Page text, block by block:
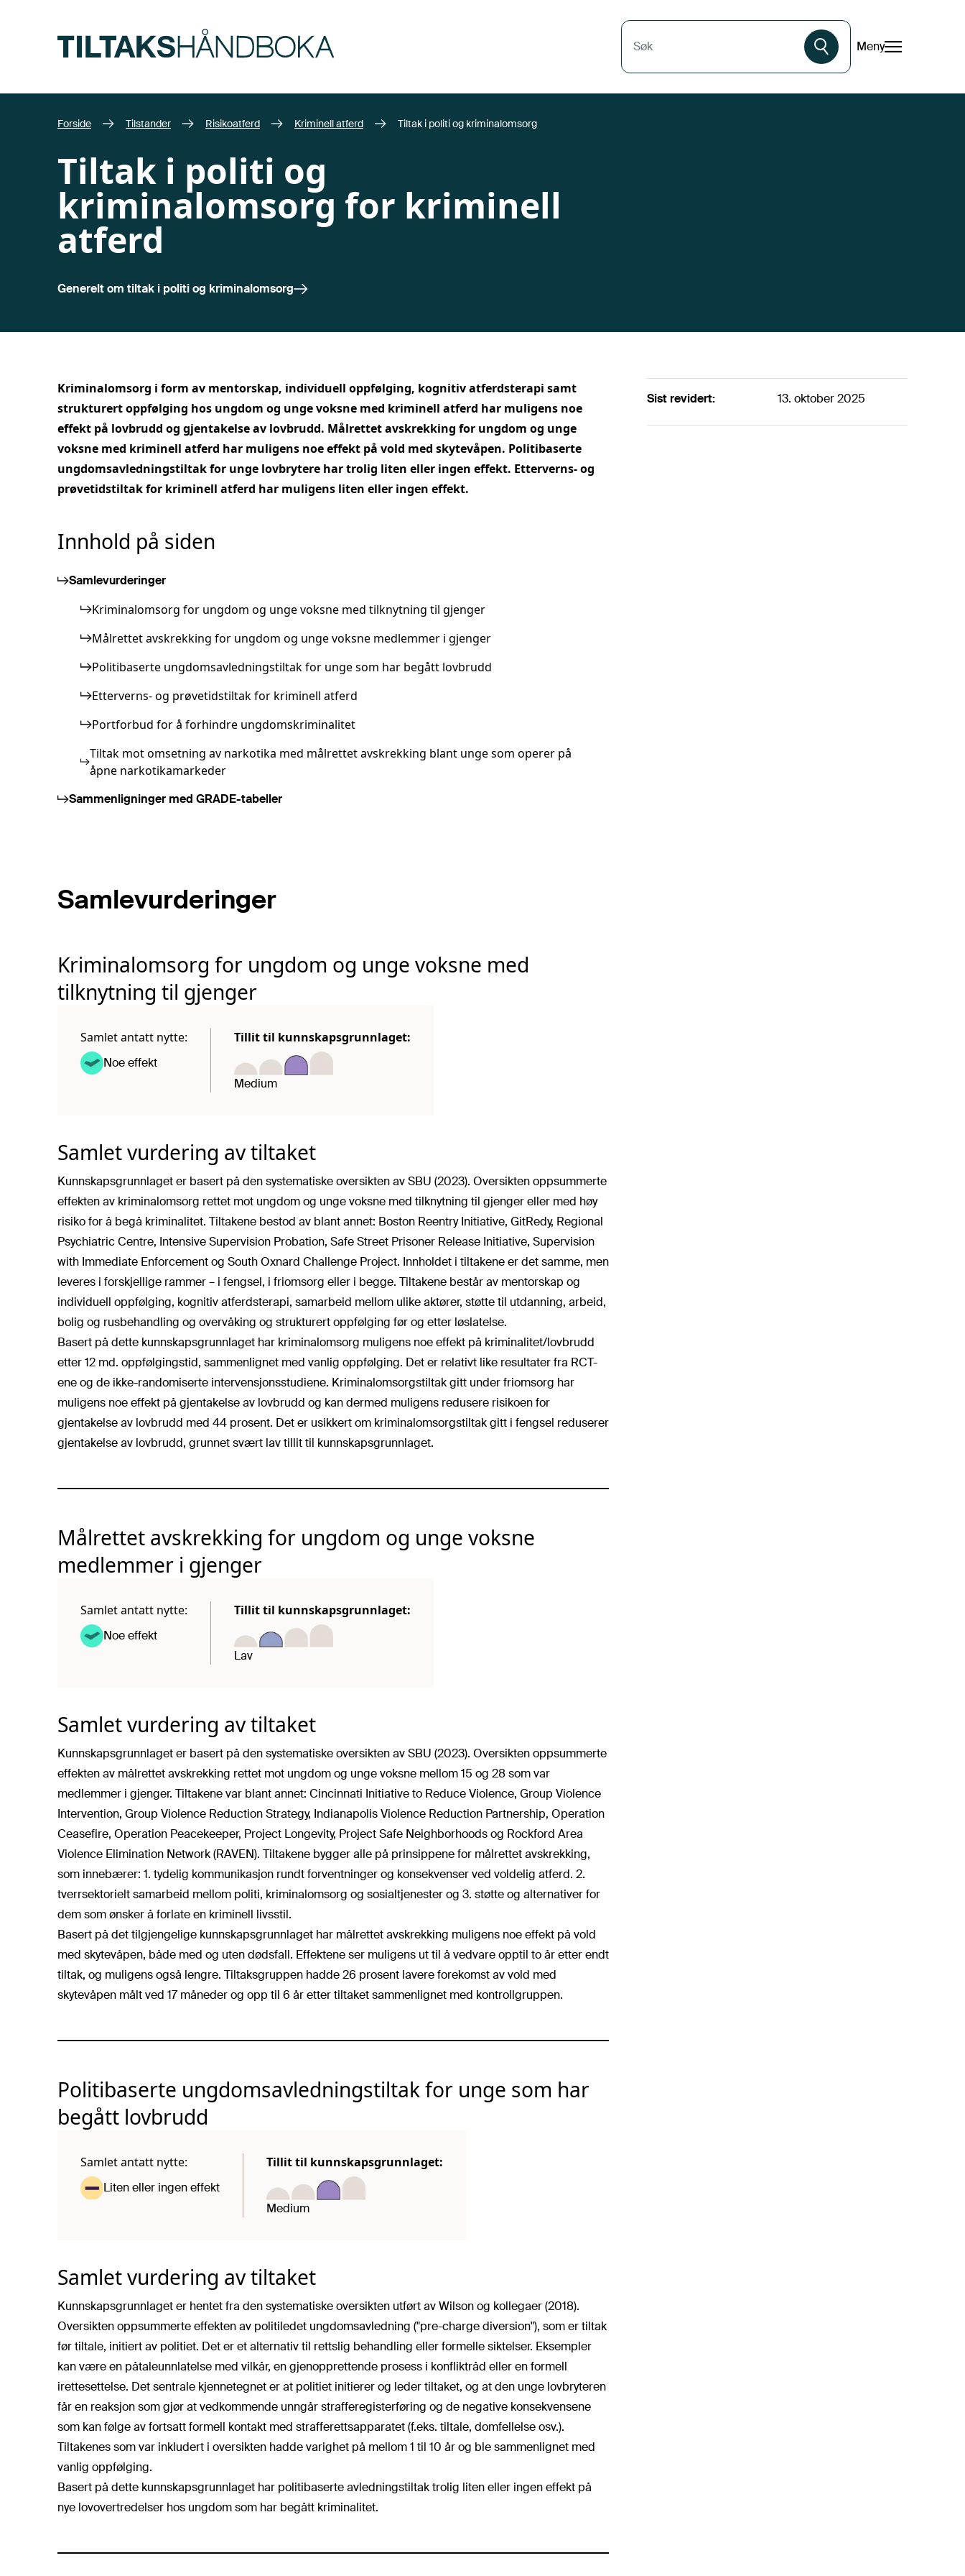
Søk Meny
Forside Tilstander Risikoatferd Kriminell atferd Tiltak i politi og kriminalomsorg
Tiltak i politi og
kriminalomsorg for kriminell
atferd
Generelt om tiltak i politi og kriminalomsorg
Kriminalomsorg i form av mentorskap, individuell oppfølging, kognitiv atferdsterapi samt
strukturert oppfølging hos ungdom og unge voksne med kriminell atferd har muligens noe
effekt på lovbrudd og gjentakelse av lovbrudd. Målrettet avskrekking for ungdom og unge
voksne med kriminell atferd har muligens noe effekt på vold med skytevåpen. Politibaserte
ungdomsavledningstiltak for unge lovbrytere har trolig liten eller ingen effekt. Etterverns- og
prøvetidstiltak for kriminell atferd har muligens liten eller ingen effekt.
Innhold på siden
Samlevurderinger
Kriminalomsorg for ungdom og unge voksne med tilknytning til gjenger
Målrettet avskrekking for ungdom og unge voksne medlemmer i gjenger
Politibaserte ungdomsavledningstiltak for unge som har begått lovbrudd
Etterverns- og prøvetidstiltak for kriminell atferd
Portforbud for å forhindre ungdomskriminalitet
Tiltak mot omsetning av narkotika med målrettet avskrekking blant unge som operer på
åpne narkotikamarkeder
Sammenligninger med GRADE-tabeller
Sist revidert: 13. oktober 2025
Samlevurderinger
Kriminalomsorg for ungdom og unge voksne med
tilknytning til gjenger
Samlet antatt nytte:
Noe effekt
Tillit til kunnskapsgrunnlaget:
Medium
Samlet vurdering av tiltaket
Kunnskapsgrunnlaget er basert på den systematiske oversikten av SBU (2023). Oversikten oppsummerte
effekten av kriminalomsorg rettet mot ungdom og unge voksne med tilknytning til gjenger eller med høy
risiko for å begå kriminalitet. Tiltakene bestod av blant annet: Boston Reentry Initiative, GitRedy, Regional
Psychiatric Centre, Intensive Supervision Probation, Safe Street Prisoner Release Initiative, Supervision
with Immediate Enforcement og South Oxnard Challenge Project. Innholdet i tiltakene er det samme, men
leveres i forskjellige rammer – i fengsel, i friomsorg eller i begge. Tiltakene består av mentorskap og
individuell oppfølging, kognitiv atferdsterapi, samarbeid mellom ulike aktører, støtte til utdanning, arbeid,
bolig og rusbehandling og overvåking og strukturert oppfølging før og etter løslatelse.
Basert på dette kunnskapsgrunnlaget har kriminalomsorg muligens noe effekt på kriminalitet/lovbrudd
etter 12 md. oppfølgingstid, sammenlignet med vanlig oppfølging. Det er relativt like resultater fra RCT-
ene og de ikke-randomiserte intervensjonsstudiene. Kriminalomsorgstiltak gitt under friomsorg har
muligens noe effekt på gjentakelse av lovbrudd og kan dermed muligens redusere risikoen for
gjentakelse av lovbrudd med 44 prosent. Det er usikkert om kriminalomsorgstiltak gitt i fengsel reduserer
gjentakelse av lovbrudd, grunnet svært lav tillit til kunnskapsgrunnlaget.
Målrettet avskrekking for ungdom og unge voksne
medlemmer i gjenger
Samlet antatt nytte:
Noe effekt
Tillit til kunnskapsgrunnlaget:
Lav
Samlet vurdering av tiltaket
Kunnskapsgrunnlaget er basert på den systematiske oversikten av SBU (2023). Oversikten oppsummerte
effekten av målrettet avskrekking rettet mot ungdom og unge voksne mellom 15 og 28 som var
medlemmer i gjenger. Tiltakene var blant annet: Cincinnati Initiative to Reduce Violence, Group Violence
Intervention, Group Violence Reduction Strategy, Indianapolis Violence Reduction Partnership, Operation
Ceasefire, Operation Peacekeeper, Project Longevity, Project Safe Neighborhoods og Rockford Area
Violence Elimination Network (RAVEN). Tiltakene bygger alle på prinsippene for målrettet avskrekking,
som innebærer: 1. tydelig kommunikasjon rundt forventninger og konsekvenser ved voldelig atferd. 2.
tverrsektorielt samarbeid mellom politi, kriminalomsorg og sosialtjenester og 3. støtte og alternativer for
dem som ønsker å forlate en kriminell livsstil.
Basert på det tilgjengelige kunnskapsgrunnlaget har målrettet avskrekking muligens noe effekt på vold
med skytevåpen, både med og uten dødsfall. Effektene ser muligens ut til å vedvare opptil to år etter endt
tiltak, og muligens også lengre. Tiltaksgruppen hadde 26 prosent lavere forekomst av vold med
skytevåpen målt ved 17 måneder og opp til 6 år etter tiltaket sammenlignet med kontrollgruppen.
Politibaserte ungdomsavledningstiltak for unge som har
begått lovbrudd
Samlet antatt nytte:
Liten eller ingen effekt
Tillit til kunnskapsgrunnlaget:
Medium
Samlet vurdering av tiltaket
Kunnskapsgrunnlaget er hentet fra den systematiske oversikten utført av Wilson og kollegaer (2018).
Oversikten oppsummerte effekten av politiledet ungdomsavledning ("pre-charge diversion"), som er tiltak
før tiltale, initiert av politiet. Det er et alternativ til rettslig behandling eller formelle siktelser. Eksempler
kan være en påtaleunnlatelse med vilkår, en gjenopprettende prosess i konfliktråd eller en formell
irettesettelse. Det sentrale kjennetegnet er at politiet initierer og leder tiltaket, og at den unge lovbryteren
får en reaksjon som gjør at vedkommende unngår strafferegisterføring og de negative konsekvensene
som kan følge av fortsatt formell kontakt med strafferettsapparatet (f.eks. tiltale, domfellelse osv.).
Tiltakenes som var inkludert i oversikten hadde varighet på mellom 1 til 10 år og ble sammenlignet med
vanlig oppfølging.
Basert på dette kunnskapsgrunnlaget har politibaserte avledningstiltak trolig liten eller ingen effekt på
nye lovovertredelser hos ungdom som har begått kriminalitet.